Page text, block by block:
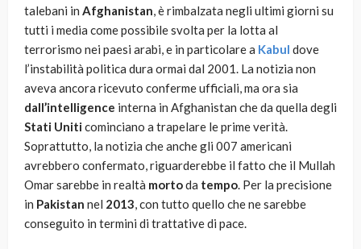
talebani in Afghanistan, è rimbalzata negli ultimi giorni su
tutti i media come possibile svolta per la lotta al
terrorismo nei paesi arabi, e in particolare a Kabul dove
l’instabilità politica dura ormai dal 2001. La notizia non
aveva ancora ricevuto conferme ufficiali, ma ora sia
dall’intelligence interna in Afghanistan che da quella degli
Stati Uniticominciano a trapelare le prime verità.
Soprattutto, la notizia che anche gli 007 americani
avrebbero confermato, riguarderebbe il fatto che il Mullah
Omar sarebbe in realtà mortoda tempo. Per la precisione
in Pakistan nel 2013, con tutto quello che ne sarebbe
conseguito in termini di trattative di pace.